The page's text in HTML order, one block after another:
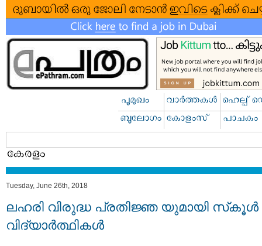
Tuesday, June 26th, 2018
ലഹരി വിരുദ്ധ പ്രതിജ്ഞ യുമായി സ്‌കൂൾ
വിദ്യാർത്ഥികൾ